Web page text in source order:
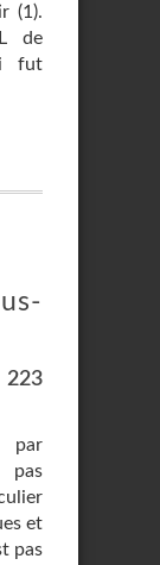
(1).
de
fut
223
par
pas
et
pas